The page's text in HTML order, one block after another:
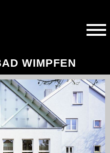
WIMPFEN